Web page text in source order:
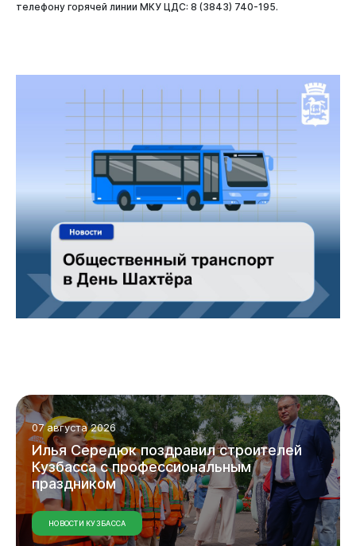
телефону горячей линии МКУ ЦДС: 8 (3843) 740-195.
07 августа 2026
ИльяСередюкпоздравилстроителей
Кузбассаспрофессиональным
праздником
НОВОСТИ КУЗБАССА